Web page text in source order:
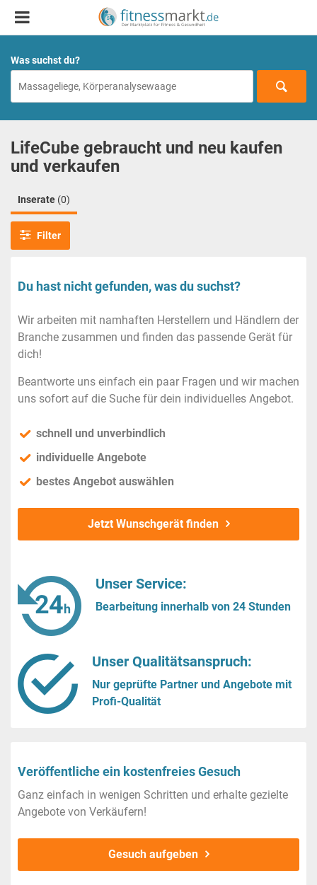
Was suchst du?
LifeCube gebraucht und neu kaufen
und verkaufen
Inserate (0)
Filter
Du hast nicht gefunden, was du suchst?
Wir arbeiten mit namhaften Herstellern und Händlern der
Branche zusammen und finden das passende Gerät für
dich!
Beantworte uns einfach ein paar Fragen und wir machen
uns sofort auf die Suche für dein individuelles Angebot.
schnell und unverbindlich
individuelle Angebote
bestes Angebot auswählen
Jetzt Wunschgerät finden
Unser Service:
Bearbeitung innerhalb von 24 Stunden
Unser Qualitätsanspruch:
Nur geprüfte Partner und Angebote mit
Profi-Qualität
Veröffentliche ein kostenfreies Gesuch
Ganz einfach in wenigen Schritten und erhalte gezielte
Angebote von Verkäufern!
Gesuch aufgeben